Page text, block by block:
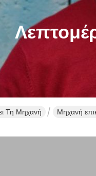
Τη Μηχανή Μηχανή